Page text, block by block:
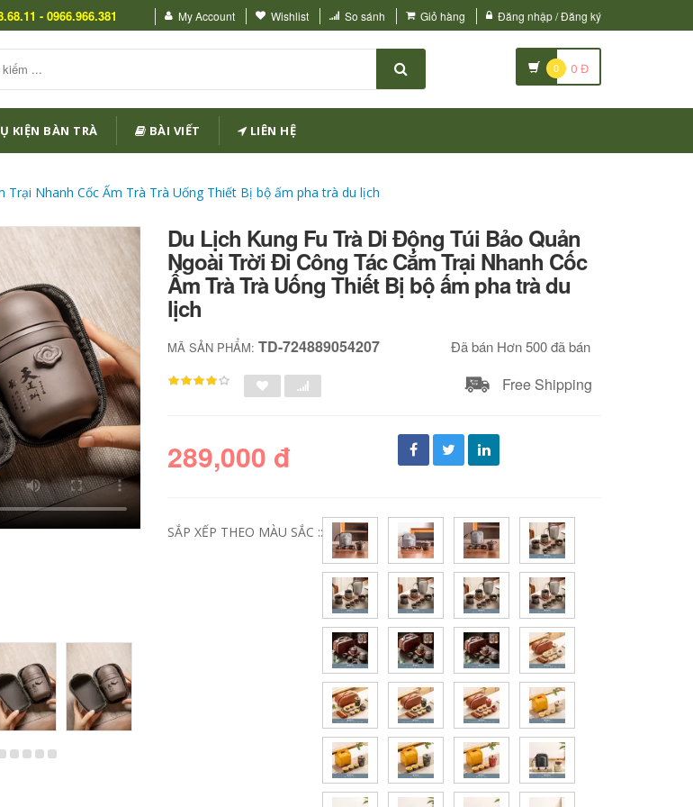
- 0966.966.381 My Account Wishlist So sánh Giỏ hàng Đăng nhập / Đăng ký
0 0 Đ
KIỆN BÀN TRÀ BÀI VIẾT LIÊN HỆ
Nhanh Cốc Ấm Trà Trà Uống Thiết Bị bộ ấm pha trà du lịch
Bộ trà du lịch Kung
tay, ấm trà thủy tinh
gốm phong cách cổ
điển Trung Quốc,
cốc nhanh bộ ấm
chén du lịch
Du Lịch Kung Fu Trà Di Động Túi Bảo Quản
Ngoài Trời Đi Công Tác Cắm Trại Nhanh Cốc
Ấm Trà Trà Uống Thiết Bị bộ ấm pha trà du
lịch
MÃ SẢN PHẨM:TD-724889054207 Đã bán Hơn 500 đã bán
Free Shipping
289,000 đ
SẮP XẾP THEO MÀU SẮC ::